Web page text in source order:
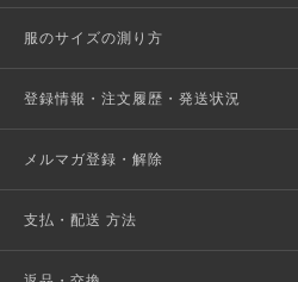
服のサイズの測り方
登録情報・注文履歴・発送状況
メルマガ登録・解除
支払・配送 方法